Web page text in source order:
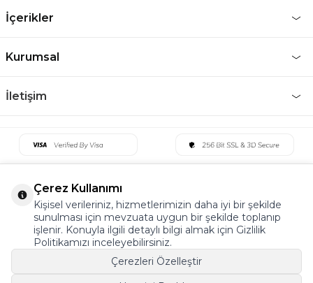
İçerikler
Kurumsal
İletişim
Çerez Kullanımı
Kişisel verileriniz, hizmetlerimizin daha iyi bir şekilde
sunulması için mevzuata uygun bir şekilde toplanıp
işlenir. Konuyla ilgili detaylı bilgi almak için Gizlilik
Politikamızı inceleyebilirsiniz.
Çerezleri Özelleştir